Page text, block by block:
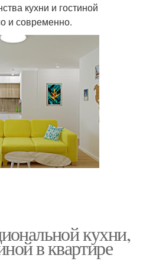
кухни и гостиной
и современно.
кухни,
в квартире